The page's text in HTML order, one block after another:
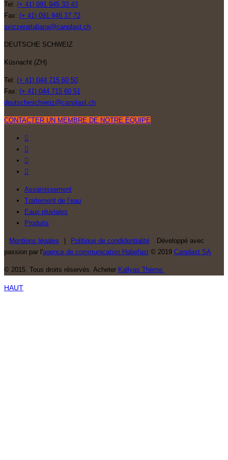
Tel: (+ 41) 091 945 33 43
Fax: (+ 41) 091 945 37 72
svizzeraitaliana@canplast.ch
DEUTSCHE SCHWEIZ
Küsnacht (ZH)
Tel: (+ 41) 044 715 60 50
Fax: (+ 41) 044 715 60 51
deutscheschweiz@canplast.ch
CONTACTER UN MEMBRE DE NOTRE ÉQUIPE
Assainissement
Traitement de l’eau
Eaux pluviales
Produits
Mentions légales Politique de condidentialité
Développé avec
passion par l'agence de communication Habefast © 2019 Canplast SA
© 2015. Tous droits réservés. Acheter Kallyas Thème.
HAUT